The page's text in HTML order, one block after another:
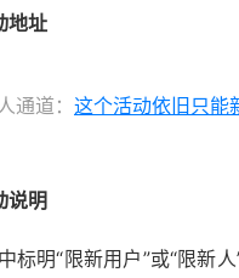
地址
通道： 这个活动依旧只能
说明
明“限新用户”或“限新